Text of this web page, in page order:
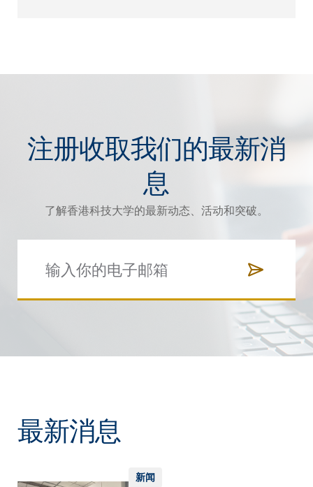
注册收取我们的最新消
息
了解香港科技大学的最新动态、活动和突破。
最新消息
新闻